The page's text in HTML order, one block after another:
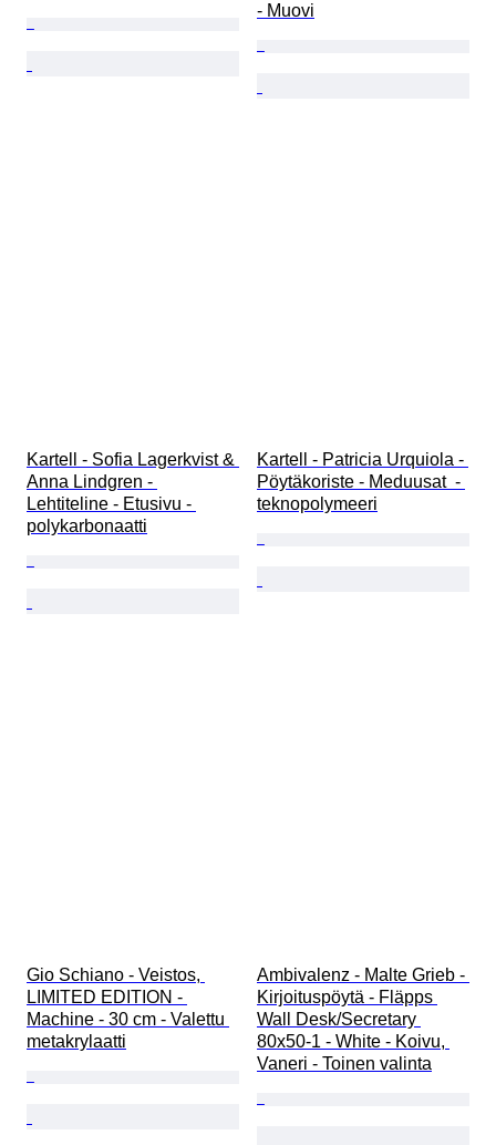
- Muovi
Kartell - Sofia Lagerkvist &
Anna Lindgren -
Lehtiteline - Etusivu -
polykarbonaatti
Kartell - Patricia Urquiola -
Pöytäkoriste - Meduusat  -
teknopolymeeri
Gio Schiano - Veistos,
LIMITED EDITION -
Machine - 30 cm - Valettu
metakrylaatti
Ambivalenz - Malte Grieb -
Kirjoituspöytä - Fläpps
Wall Desk/Secretary
80x50-1 - White - Koivu,
Vaneri - Toinen valinta